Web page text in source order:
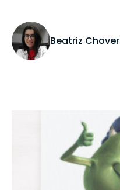
Beatriz Chover